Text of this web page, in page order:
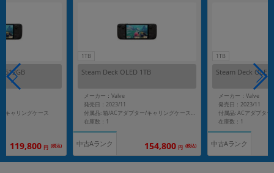
512GB
/キャリングケース
119,800 円 (税込)
1TB
Steam Deck OLED 1TB
メーカー：Valve
発売日：2023/11
付属品: 箱/ACアダプター/キャリングケース/クリーニングクロス/マニュアル
在庫数：1
中古Aランク 154,800 円 (税込)
1TB
Steam Deck OLED
メーカー：Valve
発売日：2023/11
付属品: ACアダプター
在庫数：1
中古Aランク